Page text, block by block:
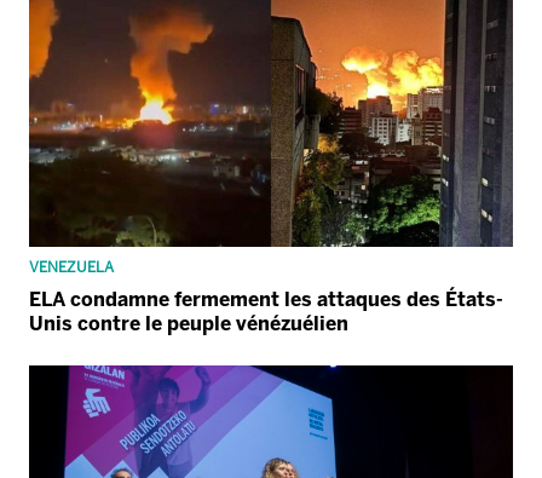
VENEZUELA
ELA condamne fermement les attaques des États-
Unis contre le peuple vénézuélien